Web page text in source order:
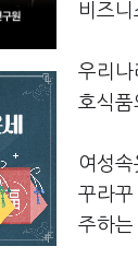
비즈
우리
호식
여성
꾸라
주하는